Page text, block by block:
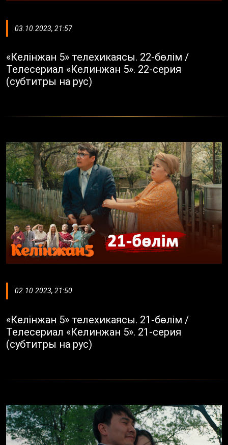
03.10.2023, 21:57
«Келінжан 5» телехикаясы. 22-бөлім /
Телесериал «Келинжан 5». 22-серия
(субтитры на рус)
02.10.2023, 21:50
«Келінжан 5» телехикаясы. 21-бөлім /
Телесериал «Келинжан 5». 21-серия
(субтитры на рус)